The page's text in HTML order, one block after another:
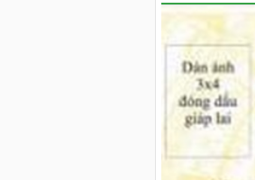
Cho
thuê